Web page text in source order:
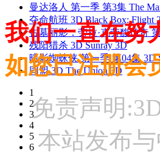
曼达洛人 第一季 第3集 The
夺命航班 3D Black Box: Flight
古墓丽影：劳拉·克劳馥传奇
残阳猎杀 3D Sunray 3D
暗影蜘蛛侠 第一季 第04集 3D
同盟 3D The Union 3D
1
2
3
4
5
6
我们一直在努
如您已注册会
免责声明
本站发布